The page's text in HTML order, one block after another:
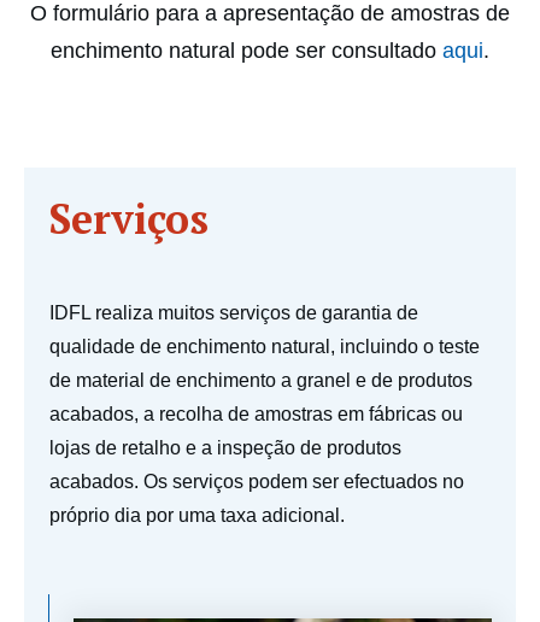
O formulário para a apresentação de amostras de
enchimento natural pode ser consultado aqui.
Serviços
IDFL realiza muitos serviços de garantia de
qualidade de enchimento natural, incluindo o teste
de material de enchimento a granel e de produtos
acabados, a recolha de amostras em fábricas ou
lojas de retalho e a inspeção de produtos
acabados. Os serviços podem ser efectuados no
próprio dia por uma taxa adicional.